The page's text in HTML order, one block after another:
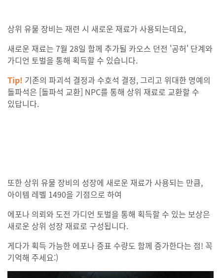
상위 유물 장비는 재련 시 새로운 재료가 사용되는데요,
새로운 재료는 7월 28일 함께 추가될 카오스 던전 '공허' 단계와
가디언 토벌을 통해 획득할 수 있습니다.
Tip! 기존의 파괴석 결정과 수호석 결정, 그리고 위대한 명예의
돌파석은 [돌파석 교환] NPC를 통해 상위 재료로 교환할 수
있답니다.
또한 상위 유물 장비의 성장에 새로운 재료가 사용되는 만큼,
아이템 레벨 1490을 기점으로 하여
에포나 의뢰와 도전 가디언 토벌을 통해 획득할 수 있는 보상은
새로운 상위 성장 재료로 구성됩니다.
게다가 획득 가능한 에포나 증표 수량도 함께 증가한다는 점! 꼭
기억해 주세요:)